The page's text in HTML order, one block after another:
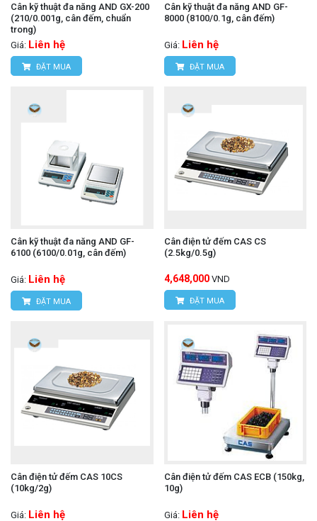
Cân kỹ thuật đa năng AND GX-200
(210/0.001g, cân đếm, chuẩn
trong)
Giá: Liên hệ
ĐẶT MUA
Cân kỹ thuật đa năng AND GF-
8000 (8100/0.1g, cân đếm)
Giá: Liên hệ
ĐẶT MUA
Cân kỹ thuật đa năng AND GF-
6100 (6100/0.01g, cân đếm)
Giá: Liên hệ
ĐẶT MUA
Cân điện tử đếm CAS CS
(2.5kg/0.5g)
4,648,000 VND
ĐẶT MUA
Cân điện tử đếm CAS 10CS
(10kg/2g)
Giá: Liên hệ
Cân điện tử đếm CAS ECB (150kg,
10g)
Giá: Liên hệ